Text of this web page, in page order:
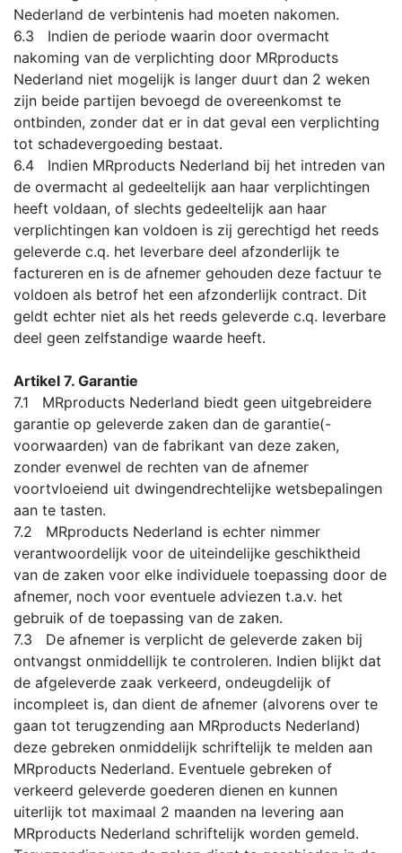
Nederland de verbintenis had moeten nakomen.
6.3 Indien de periode waarin door overmacht
nakoming van de verplichting door MRproducts
Nederland niet mogelijk is langer duurt dan 2 weken
zijn beide partijen bevoegd de overeenkomst te
ontbinden, zonder dat er in dat geval een verplichting
tot schadevergoeding bestaat.
6.4 Indien MRproducts Nederland bij het intreden van
de overmacht al gedeeltelijk aan haar verplichtingen
heeft voldaan, of slechts gedeeltelijk aan haar
verplichtingen kan voldoen is zij gerechtigd het reeds
geleverde c.q. het leverbare deel afzonderlijk te
factureren en is de afnemer gehouden deze factuur te
voldoen als betrof het een afzonderlijk contract. Dit
geldt echter niet als het reeds geleverde c.q. leverbare
deel geen zelfstandige waarde heeft.
Artikel 7. Garantie
7.1 MRproducts Nederland biedt geen uitgebreidere
garantie op geleverde zaken dan de garantie(-
voorwaarden) van de fabrikant van deze zaken,
zonder evenwel de rechten van de afnemer
voortvloeiend uit dwingendrechtelijke wetsbepalingen
aan te tasten.
7.2 MRproducts Nederland is echter nimmer
verantwoordelijk voor de uiteindelijke geschiktheid
van de zaken voor elke individuele toepassing door de
afnemer, noch voor eventuele adviezen t.a.v. het
gebruik of de toepassing van de zaken.
7.3 De afnemer is verplicht de geleverde zaken bij
ontvangst onmiddellijk te controleren. Indien blijkt dat
de afgeleverde zaak verkeerd, ondeugdelijk of
incompleet is, dan dient de afnemer (alvorens over te
gaan tot terugzending aan MRproducts Nederland)
deze gebreken onmiddelijk schriftelijk te melden aan
MRproducts Nederland. Eventuele gebreken of
verkeerd geleverde goederen dienen en kunnen
uiterlijk tot maximaal 2 maanden na levering aan
MRproducts Nederland schriftelijk worden gemeld.